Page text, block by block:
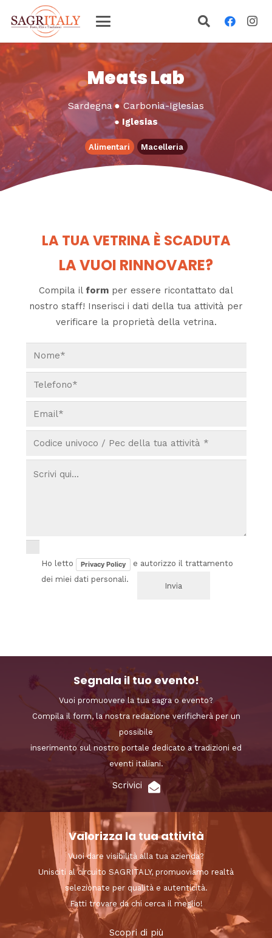
Meats Lab
Sardegna●Carbonia-Iglesias
● Iglesias
Alimentari Macelleria
LA TUA VETRINA È SCADUTA
LA VUOI RINNOVARE?
Compila il form per essere ricontattato dal
nostro staff! Inserisci i dati della tua attività per
verificare la proprietà della vetrina.
Ho letto Privacy Policy
e autorizzo il trattamento
dei miei dati personali.
Segnala il tuo evento!
Vuoi promuovere la tua sagra o evento?
Compila il form, la nostra redazione verificherà per un
possibile
inserimento sul nostro portale dedicato a tradizioni ed
eventi italiani.
Scrivici
Valorizza la tua attività
Vuoi dare visibilità alla tua azienda?
Unisciti al circuito SAGRITALY, promuoviamo realtà
selezionate per qualità e autenticità.
Fatti trovare da chi cerca il meglio!
Scopri di più